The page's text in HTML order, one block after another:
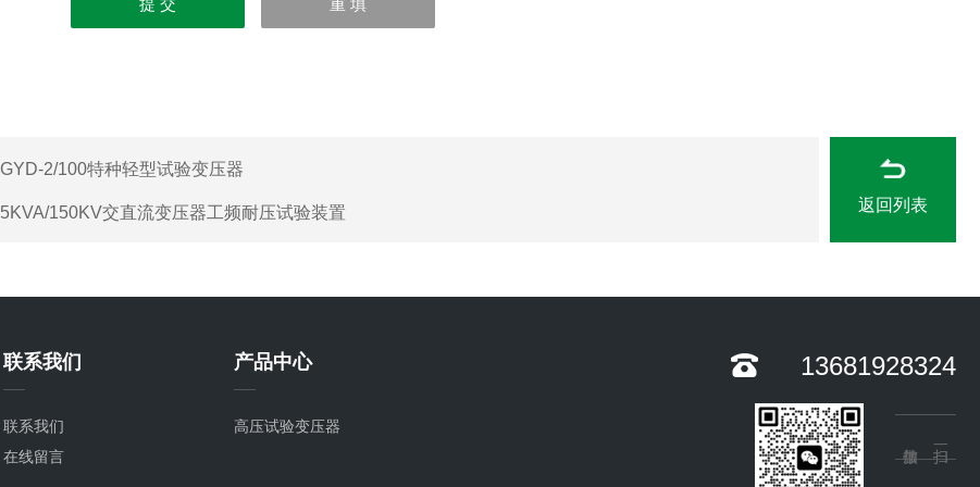
GYD-2/100特种轻型试验变压器
5KVA/150KV交直流变压器工频耐压试验装置 返回列表
联系我们
联系我们
在线留言
产品中心
高压试验变压器
13681928324